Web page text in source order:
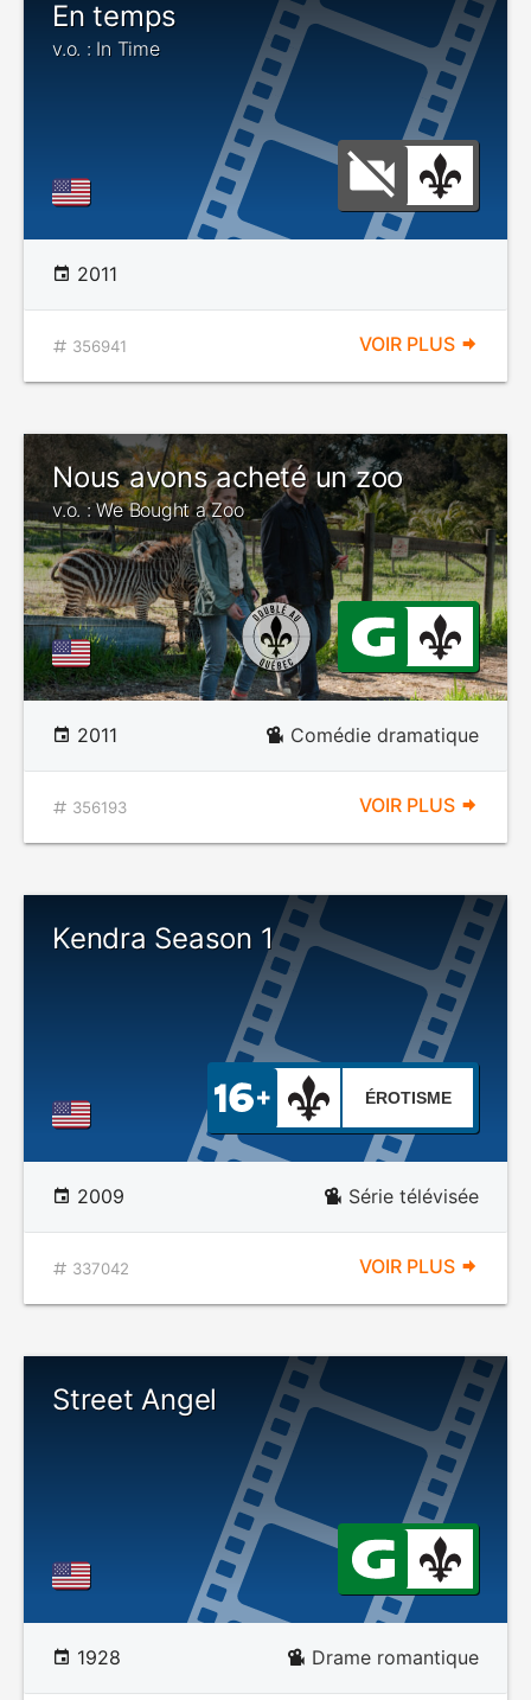
En temps
v.o. : In Time
2011
356941 VOIR PLUS
Nous avons acheté un zoo
v.o. : We Bought a Zoo
2011 Comédie dramatique
356193 VOIR PLUS
Kendra Season 1
ÉROTISME
2009 Série télévisée
337042 VOIR PLUS
Street Angel
1928 Drame romantique